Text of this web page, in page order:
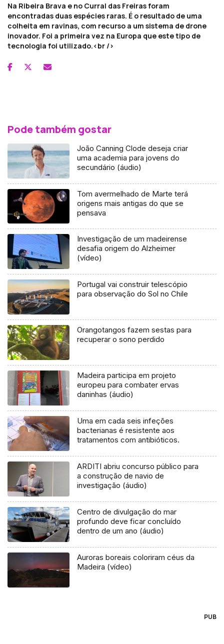
Na Ribeira Brava e no Curral das Freiras foram
encontradas duas espécies raras. É o resultado de uma
colheita em ravinas, com recurso a um sistema de drone
inovador. Foi a primeira vez na Europa que este tipo de
tecnologia foi utilizado.<br />
Pode também gostar
João Canning Clode deseja criar
uma academia para jovens do
secundário (áudio)
Tom avermelhado de Marte terá
origens mais antigas do que se
pensava
Investigação de um madeirense
desafia origem do Alzheimer
(vídeo)
Portugal vai construir telescópio
para observação do Sol no Chile
Orangotangos fazem sestas para
recuperar o sono perdido
Madeira participa em projeto
europeu para combater ervas
daninhas (áudio)
Uma em cada seis infeções
bacterianas é resistente aos
tratamentos com antibióticos.
ARDITI abriu concurso público para
a construção de navio de
investigação (áudio)
Centro de divulgação do mar
profundo deve ficar concluído
dentro de um ano (áudio)
Auroras boreais coloriram céus da
Madeira (vídeo)
PUB